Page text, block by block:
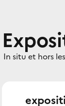
In situ et hors